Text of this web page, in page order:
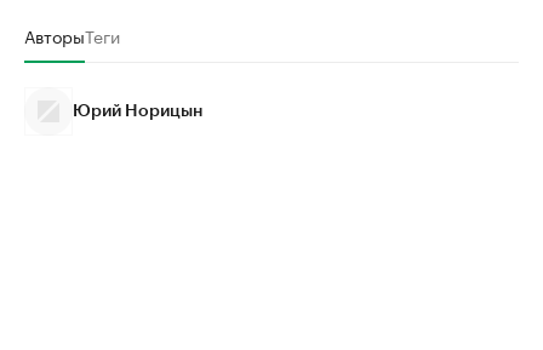
АвторыТеги
Юрий Норицын